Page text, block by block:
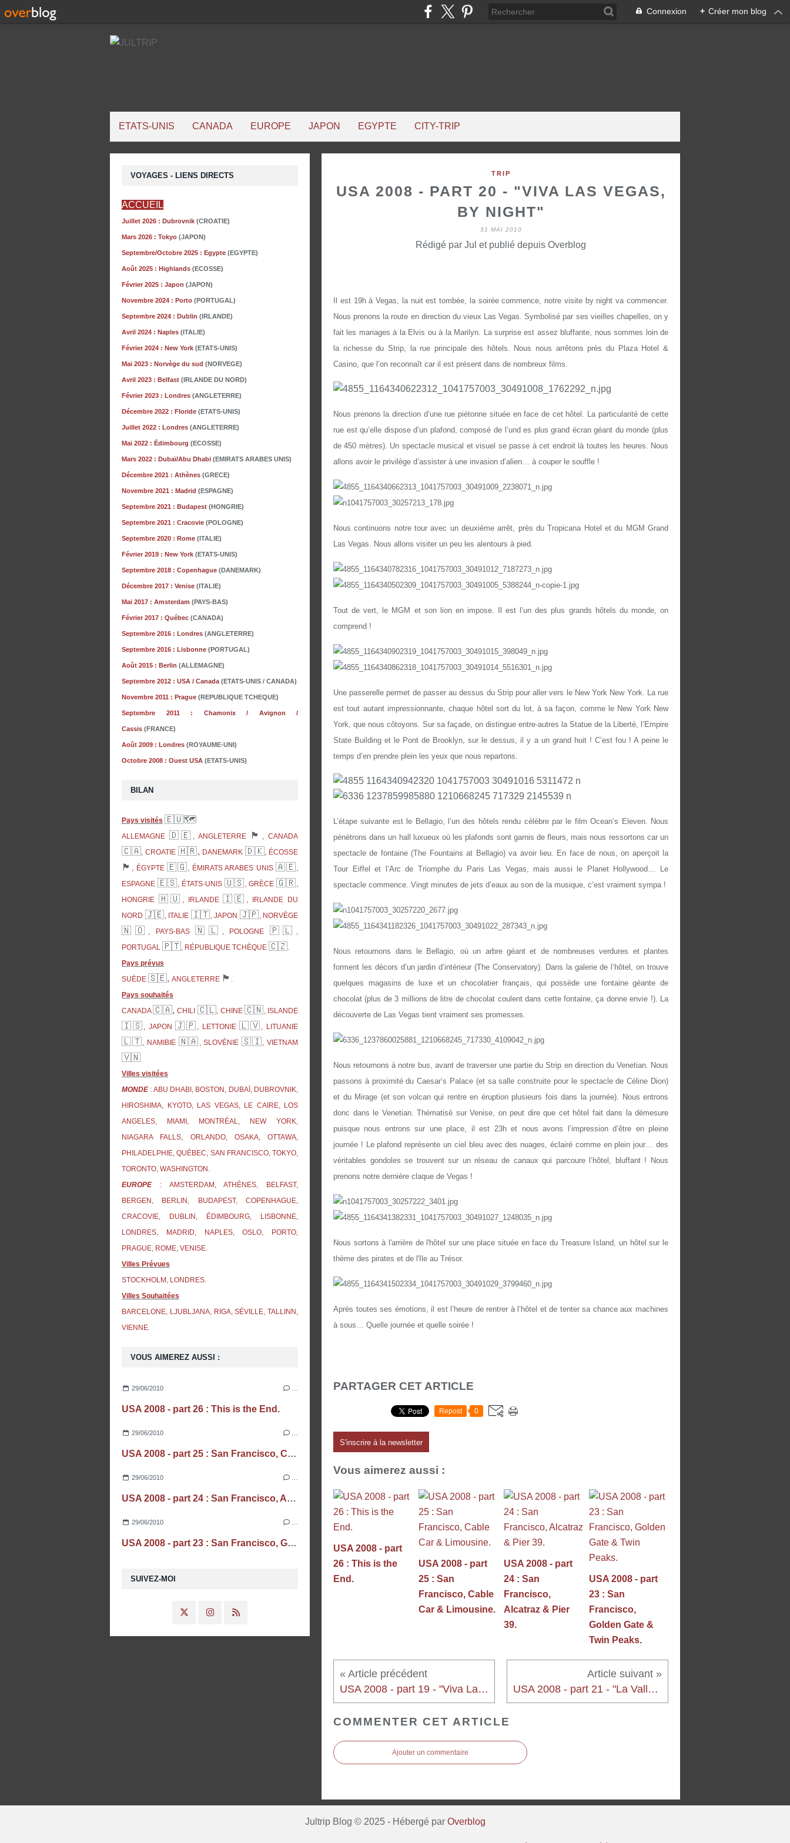
Connexion + Créer mon blog
ETATS-UNIS CANADA EUROPE JAPON EGYPTE CITY-TRIP
TRIP
USA 2008 - PART 20 - "VIVA LAS VEGAS,
BY NIGHT"
31 MAI 2010
Rédigé par Jul et publié depuis Overblog
Il est 19h à Vegas, la nuit est tombée, la soirée commence, notre visite by night va commencer.
Nous prenons la route en direction du vieux Las Vegas. Symbolisé par ses vieilles chapelles, on y
fait les mariages à la Elvis ou à la Marilyn. La surprise est assez bluffante, nous sommes loin de
la richesse du Strip, la rue principale des hôtels. Nous nous arrêtons près du Plaza Hotel &
Casino, que l’on reconnaît car il est présent dans de nombreux films.
Nous prenons la direction d’une rue piétonne située en face de cet hôtel. La particularité de cette
rue est qu’elle dispose d’un plafond, composé de l’und es plus grand écran géant du monde (plus
de 450 mètres). Un spectacle musical et visuel se passe à cet endroit là toutes les heures. Nous
allons avoir le privilège d’assister à une invasion d’alien… à couper le souffle !
Nous continuons notre tour avec un deuxième arrêt, près du Tropicana Hotel et du MGM Grand
Las Vegas. Nous allons visiter un peu les alentours à pied.
Tout de vert, le MGM et son lion en impose. Il est l’un des plus grands hôtels du monde, on
comprend !
Une passerelle permet de passer au dessus du Strip pour aller vers le New York New York. La rue
est tout autant impressionnante, chaque hôtel sort du lot, à sa façon, comme le New York New
York, que nous côtoyons. Sur sa façade, on distingue entre-autres la Statue de la Liberté, l’Empire
State Building et le Pont de Brooklyn, sur le dessus, il y a un grand huit ! C’est fou ! A peine le
temps d’en prendre plein les yeux que nous repartons.
L’étape suivante est le Bellagio, l’un des hôtels rendu célèbre par le film Ocean’s Eleven. Nous
pénétrons dans un hall luxueux où les plafonds sont garnis de fleurs, mais nous ressortons car un
spectacle de fontaine (The Fountains at Bellagio) va avoir lieu. En face de nous, on aperçoit la
Tour
Eiffel
et l’Arc de Triomphe du Paris Las Vegas, mais aussi le Planet Hollywood… Le
spectacle commence. Vingt minutes de jets d’eaux au son de la musique, c’est vraiment sympa !
Nous retournons dans le Bellagio, où un arbre géant et de nombreuses verdures et plantes
forment les décors d’un jardin d’intérieur (The Conservatory). Dans la galerie de l’hôtel, on trouve
quelques magasins de luxe et un chocolatier français, qui possède une fontaine géante de
chocolat (plus de 3 millions de litre de chocolat coulent dans cette fontaine, ça donne envie !). La
découverte de Las Vegas tient vraiment ses promesses.
Nous retournons à notre bus, avant de traverser une partie du Strip en direction du Venetian. Nous
passons à proximité du Caesar’s Palace (et sa salle construite pour le spectacle de Céline Dion)
et du Mirage (et son volcan qui rentre en éruption plusieurs fois dans la journée). Nous entrons
donc dans le Venetian. Thématisé sur Venise, on peut dire que cet hôtel fait dans la démesure
puisque nous entrons sur une place, il est 23h et nous avons l’impression d’être en pleine
journée ! Le plafond représente un ciel bleu avec des nuages, éclairé comme en plein jour… des
véritables gondoles se trouvent sur un réseau de canaux qui parcoure l’hôtel, bluffant ! Nous
prenons notre dernière claque de Vegas !
Nous sortons à l'arrière de l'hôtel sur une place située en face du Treasure Island, un hôtel sur le
thème des pirates et de l'Ile au Trésor.
Après toutes ses émotions, il est l’heure de rentrer à l’hôtel et de tenter sa chance aux machines
à sous… Quelle journée et quelle soirée !
PARTAGER CET ARTICLE
Repost 0
S'inscrire à la newsletter
Vous aimerez aussi :
USA 2008 - part
26 : This is the
End.
USA 2008 - part
25 : San
Francisco, Cable
Car & Limousine.
USA 2008 - part
24 : San
Francisco,
Alcatraz & Pier
39.
USA 2008 - part
23 : San
Francisco,
Golden Gate &
Twin Peaks.
USA 2008 - part 19 - "Viva Las Vegas, by day" USA 2008 - part 21 - "La Vallée de la Mort, Death Valley"
COMMENTER CET ARTICLE
Ajouter un commentaire
SUIVEZ-MOI
VOUS AIMEREZ AUSSI :
29/06/2010
USA 2008 - part 26 : This is the End.
29/06/2010
USA 2008 - part 25 : San Francisco, Cable Car & Limousine.
29/06/2010
USA 2008 - part 24 : San Francisco, Alcatraz & Pier 39.
29/06/2010
USA 2008 - part 23 : San Francisco, Golden Gate & Twin Peaks.
VOYAGES - LIENS DIRECTS
ACCUEIL
Juillet 2026 : Dubrovnik (CROATIE)
Mars 2026 : Tokyo (JAPON)
Septembre/Octobre 2025 : Egypte (EGYPTE)
Août 2025 : Highlands (ECOSSE)
Février 2025 : Japon (JAPON)
Novembre 2024 : Porto (PORTUGAL)
Septembre 2024 : Dublin (IRLANDE)
Avril 2024 : Naples (ITALIE)
Février 2024 : New York (ETATS-UNIS)
Mai 2023 : Norvège du sud (NORVEGE)
Avril 2023 : Belfast (IRLANDE DU NORD)
Février 2023 : Londres (ANGLETERRE)
Décembre 2022 : Floride (ETATS-UNIS)
Juillet 2022 : Londres (ANGLETERRE)
Mai 2022 : Édimbourg (ECOSSE)
Mars 2022 : Dubaï/Abu Dhabi (EMIRATS ARABES UNIS)
Décembre 2021 : Athènes (GRECE)
Novembre 2021 : Madrid (ESPAGNE)
Septembre 2021 : Budapest (HONGRIE)
Septembre 2021 : Cracovie (POLOGNE)
Septembre 2020 : Rome (ITALIE)
Février 2019 : New York (ETATS-UNIS)
Septembre 2018 : Copenhague (DANEMARK)
Décembre 2017 : Venise (ITALIE)
Mai 2017 : Amsterdam (PAYS-BAS)
Février 2017 : Québec (CANADA)
Septembre 2016 : Londres (ANGLETERRE)
Septembre 2016 : Lisbonne (PORTUGAL)
Août 2015 : Berlin (ALLEMAGNE)
Septembre 2012 : USA / Canada (ETATS-UNIS / CANADA)
Novembre 2011 : Prague (REPUBLIQUE TCHEQUE)
Septembre 2011 : Chamonix / Avignon /
Cassis (FRANCE)
Août 2009 : Londres (ROYAUME-UNI)
Octobre 2008 : Ouest USA (ETATS-UNIS)
BILAN
Pays visités 🇪🇺🗺
ALLEMAGNE 🇩🇪 , ANGLETERRE 🏴󠁧󠁢󠁥󠁮󠁧󠁿 , CANADA
🇨🇦, CROATIE 🇭🇷, DANEMARK🇩🇰, ÉCOSSE
🏴󠁧󠁢󠁳󠁣󠁴󠁿 , ÉGYPTE🇪🇬, ÉMIRATS ARABES UNIS🇦🇪,
ESPAGNE 🇪🇸, ÉTATS-UNIS 🇺🇸, GRÈCE 🇬🇷,
HONGRIE 🇭🇺 , IRLANDE🇮🇪 , IRLANDE DU
NORD 🇯🇪, ITALIE 🇮🇹, JAPON 🇯🇵, NORVÈGE
🇳🇴 , PAYS-BAS🇳🇱 , POLOGNE 🇵🇱 ,
PORTUGAL 🇵🇹, RÉPUBLIQUE TCHÈQUE 🇨🇿.
Pays prévus
SUÈDE 🇸🇪, ANGLETERRE 🏴󠁧󠁢󠁥󠁮󠁧󠁿 .
Pays souhaités
CANADA🇨🇦,CHILI 🇨🇱, CHINE🇨🇳, ISLANDE
🇮🇸 , JAPON🇯🇵 , LETTONIE🇱🇻 , LITUANIE
🇱🇹, NAMIBIE 🇳🇦 , SLOVÉNIE🇸🇮, VIETNAM
🇻🇳
Villes visitées
MONDE: ABU DHABI, BOSTON, DUBAÏ, DUBROVNIK,
HIROSHIMA, KYOTO, LAS VEGAS, LE CAIRE, LOS
ANGELES, MIAMI, MONTRÉAL, NEW YORK,
NIAGARA FALLS, ORLANDO, OSAKA, OTTAWA,
PHILADELPHIE, QUÉBEC, SAN FRANCISCO, TOKYO,
TORONTO, WASHINGTON.
EUROPE: AMSTERDAM, ATHÈNES, BELFAST,
BERGEN, BERLIN, BUDAPEST, COPENHAGUE,
CRACOVIE, DUBLIN, ÉDIMBOURG, LISBONNE,
LONDRES, MADRID, NAPLES, OSLO, PORTO,
PRAGUE, ROME, VENISE.
Villes Prévues
STOCKHOLM, LONDRES.
Villes Souhaitées
BARCELONE, LJUBLJANA, RIGA, SÉVILLE, TALLINN,
VIENNE.
Jultrip Blog © 2025 - Hébergé par Overblog